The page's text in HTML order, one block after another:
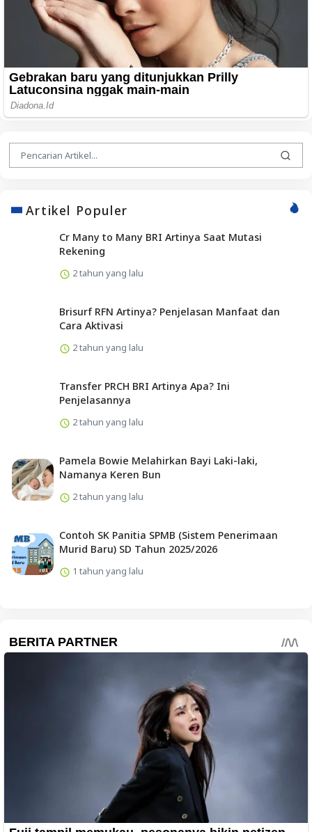
Artikel Populer
Cr Many to Many BRI Artinya Saat Mutasi
Rekening
2 tahun yang lalu
Brisurf RFN Artinya? Penjelasan Manfaat dan
Cara Aktivasi
2 tahun yang lalu
Transfer PRCH BRI Artinya Apa? Ini
Penjelasannya
2 tahun yang lalu
Pamela Bowie Melahirkan Bayi Laki-laki,
Namanya Keren Bun
2 tahun yang lalu
Contoh SK Panitia SPMB (Sistem Penerimaan
Murid Baru) SD Tahun 2025/2026
1 tahun yang lalu